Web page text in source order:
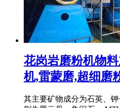
花岗岩磨粉机物
机,雷蒙磨,超细磨
其主要矿物成分为石英、